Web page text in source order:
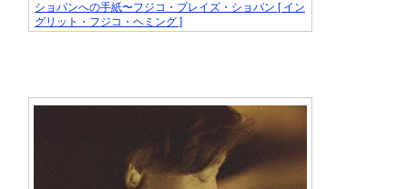
ショパンへの手紙〜フジコ・プレイズ・ショパン [ イン
グリット・フジコ・ヘミング ]